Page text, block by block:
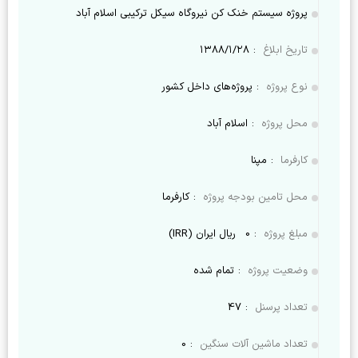
پروژه سیستم خنک کن نیروگاه سیکل ترکیبی اسلام آباد
تاریخ ابلاغ : ۱۳۸۸/۱/۲۸
نوع پروژه : پروژه‌های داخل کشور
محل پروژه : اسلام آباد
کارفرما : مپنا
محل تامین بودجه پروژه : کارفرما
مبلغ پروژه :
0 ریال ایران (IRR)
وضعیت پروژه : تمام شده
تعداد پرسنل :
47
تعداد ماشین آلات سنگین :
0